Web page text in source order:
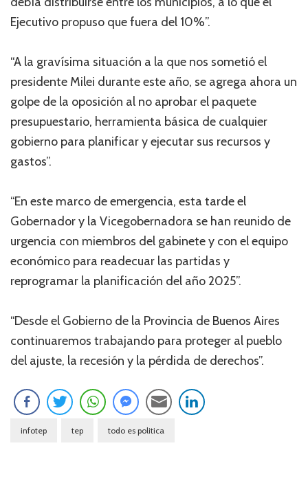
Ejecutivo propuso que fuera del 10%”.
“A la gravísima situación a la que nos sometió el
presidente Milei durante este año, se agrega ahora un
golpe de la oposición al no aprobar el paquete
presupuestario, herramienta básica de cualquier
gobierno para planificar y ejecutar sus recursos y
gastos”.
“En este marco de emergencia, esta tarde el
Gobernador y la Vicegobernadora se han reunido de
urgencia con miembros del gabinete y con el equipo
económico para readecuar las partidas y
reprogramar la planificación del año 2025”.
“Desde el Gobierno de la Provincia de Buenos Aires
continuaremos trabajando para proteger al pueblo
del ajuste, la recesión y la pérdida de derechos”.
infotep tep todo es politica